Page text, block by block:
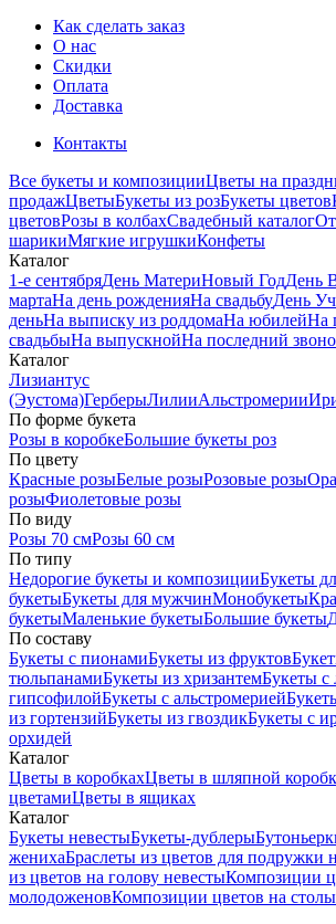
Как сделать заказ
О нас
Скидки
Оплата
Доставка
Контакты
Все букеты и композицииЦветы на
продажЦветыБукеты из розБукеты цветов
цветовРозы в колбахСвадебный каталог
шарикиМягкие игрушкиКонфеты
Каталог
1-е сентябряДень МатериНовый ГодДень
мартаНа день рожденияНа свадьбуДень
деньНа выписку из роддомаНа юбилейНа
свадьбыНа выпускнойНа последний
Каталог
Лизиантус
(Эустома)ГерберыЛилииАльстромерии
По форме букета
Розы в коробкеБольшие букеты роз
По цвету
Красные розыБелые розыРозовые розы
розыФиолетовые розы
По виду
Розы 70 смРозы 60 см
По типу
Недорогие букеты и композицииБукеты
букетыБукеты для мужчинМонобукеты
букетыМаленькие букетыБольшие букеты
По составу
Букеты с пионамиБукеты из фруктов
тюльпанамиБукеты из хризантемБукеты с
гипсофилойБукеты с альстромерией
из гортензийБукеты из гвоздикБукеты с
орхидей
Каталог
Цветы в коробкахЦветы в шляпной
цветамиЦветы в ящиках
Каталог
Букеты невестыБукеты-дублеры
женихаБраслеты из цветов для подружки
из цветов на голову невестыКомпозиции
молодоженовКомпозиции цветов на столы